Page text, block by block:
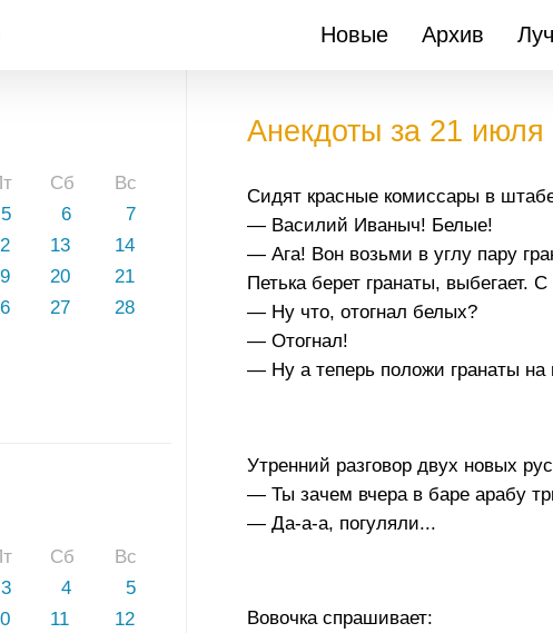
Новые Архив
Сб
Вс
5 6
7
13
14
20
21
27
28
Сб
Вс
3 4
5
11
12
Анекдоты за 21 июля
Сидят красные комиссары в
— Василий Иваныч! Белые!
— Ага! Вон возьми в углу пару
Петька берет гранаты,
— Ну что, отогнал белых?
— Отогнал!
— Ну а теперь положи гранаты на
Утренний разговор двух новых
— Ты зачем вчера в баре арабу
— Да-а-а, погуляли...
Вовочка спрашивает: